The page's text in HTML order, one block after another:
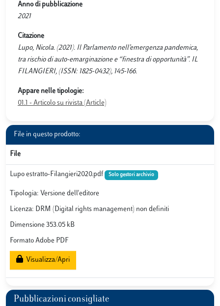
Anno di pubblicazione
2021
Citazione
Lupo, Nicola. (2021). Il Parlamento nell’emergenza pandemica,
tra rischio di auto-emarginazione e “finestra di opportunità”. IL
FILANGIERI, (ISSN: 1825-0432), 145-166.
Appare nelle tipologie:
01.1 - Articolo su rivista (Article)
File in questo prodotto:
File
Lupo estratto-Filangieri2020.pdf Solo gestori archivio
Tipologia: Versione dell'editore
Licenza: DRM (Digital rights management) non definiti
Dimensione 353.05 kB
Formato Adobe PDF
Visualizza/Apri
Pubblicazioni consigliate